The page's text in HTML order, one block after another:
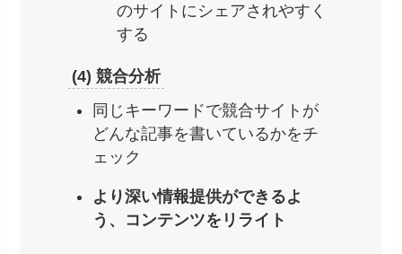
のサイトにシェアされやすく
する
(4) 競合分析
同じキーワードで競合サイトが
どんな記事を書いているかをチ
ェック
より深い情報提供ができるよ
う、コンテンツをリライト